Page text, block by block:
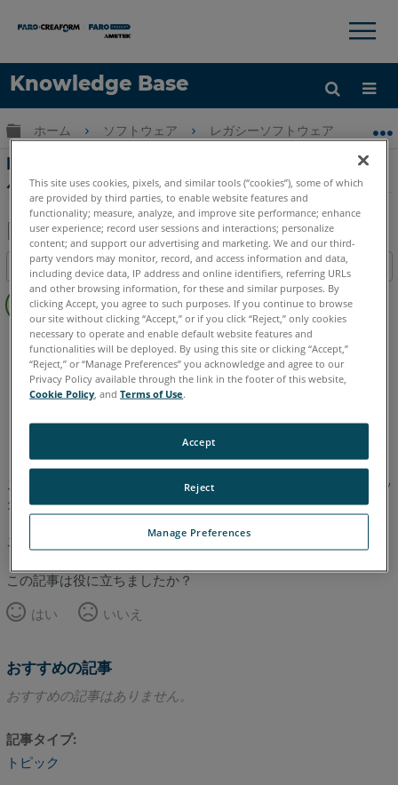
Knowledge Base
言語
ヘルプ サインイン
×
グローバル階層を展開/折りたたむ
ホーム ソフトウェア レガシーソフトウェア レ
Measure 10 の試用バージョンへの CAD モデ
ルのインポート
PDF
と
し
て
目次
ヘ
ッ
ー
し
CAM2 Measure 10
スペイン語 英語
この記事は翻訳されていません。英語版を見るにはここをクリッ
クしてください。
このページのトップへ
この記事は役に立ちましたか？
はい
いいえ
おすすめの記事
おすすめの記事はありません。
記事タイプ
トピック
This site uses cookies, pixels, and similar tools (“cookies”), some of which
are provided by third parties, to enable website features and
functionality; measure, analyze, and improve site performance; enhance
user experience; record user sessions and interactions; personalize
content; and support our advertising and marketing. We and our third-
party vendors may monitor, record, and access information and data,
including device data, IP address and online identifiers, referring URLs
and other browsing information, for these and similar purposes. By
clicking Accept, you agree to such purposes. If you continue to browse
our site without clicking “Accept,” or if you click “Reject,” only cookies
necessary to operate and enable default website features and
functionalities will be deployed. By using this site or clicking “Accept,”
“Reject,” or “Manage Preferences” you acknowledge and agree to our
Privacy Policy available through the link in the footer of this website,
Cookie Policy , andTerms of Use.
Manage Preferences
Reject
Accept